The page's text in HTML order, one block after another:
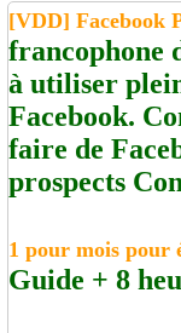
[VDD] Facebook
francophone
à utiliser
Facebook.
faire de
prospects
1 pour mois pour
Guide + 8